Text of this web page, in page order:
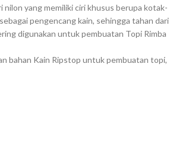
yang memiliki ciri khusus berupa kotak-
pengencang kain, sehingga tahan dari
digunakan untuk pembuatan Topi Rimba
bahan Kain Ripstop untuk pembuatan topi,